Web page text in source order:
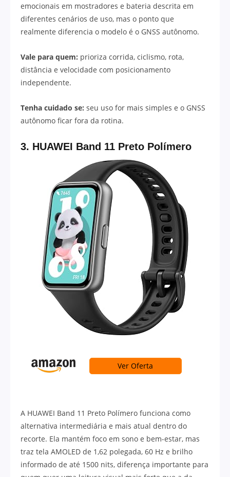
emocionais em mostradores e bateria descrita em
diferentes cenários de uso, mas o ponto que
realmente diferencia o modelo é o GNSS autônomo.
Vale para quem: prioriza corrida, ciclismo, rota,
distância e velocidade com posicionamento
independente.
Tenha cuidado se: seu uso for mais simples e o GNSS
autônomo ficar fora da rotina.
3. HUAWEI Band 11 Preto Polímero
Ver Oferta
A HUAWEI Band 11 Preto Polímero funciona como
alternativa intermediária e mais atual dentro do
recorte. Ela mantém foco em sono e bem-estar, mas
traz tela AMOLED de 1,62 polegada, 60 Hz e brilho
informado de até 1500 nits, diferença importante para